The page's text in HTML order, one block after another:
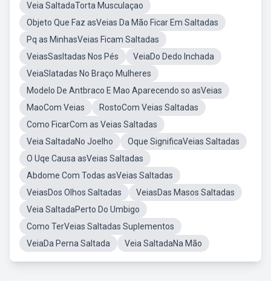
Veia SaltadaTorta Musculaçao
Objeto Que Faz asVeias Da Mão Ficar Em Saltadas
Pq as MinhasVeias Ficam Saltadas
VeiasSasltadas Nos Pés
VeiaDo Dedo Inchada
VeiaSlatadas No Braço Mulheres
Modelo De Antbraco E Mao Aparecendo so asVeias
MaoCom Veias
RostoCom Veias Saltadas
Como FicarCom as Veias Saltadas
Veia SaltadaNo Joelho
Oque SignificaVeias Saltadas
O Uqe Causa asVeias Saltadas
Abdome Com Todas asVeias Saltadas
VeiasDos Olhos Saltadas
VeiasDas Masos Saltadas
Veia SaltadaPerto Do Umbigo
Como TerVeias Saltadas Suplementos
VeiaDa Perna Saltada
Veia SaltadaNa Mão